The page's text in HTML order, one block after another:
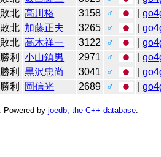
敗北 高川格 3158 ♂ |
敗北 加藤正夫 3265 ♂ |
敗北 高木祥一 3122 ♂ |
勝利 小山鎮男 2971 ♂ |
勝利 黒沢忠尚 3041 ♂ |
勝利 岡信光 2689 ♂ |
. Powered by joedb, the C++ database